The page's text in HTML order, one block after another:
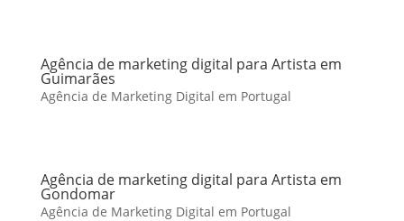
Agência de marketing digital para Artista em
Guimarães
Agência de Marketing Digital em Portugal
Agência de marketing digital para Artista em
Gondomar
Agência de Marketing Digital em Portugal